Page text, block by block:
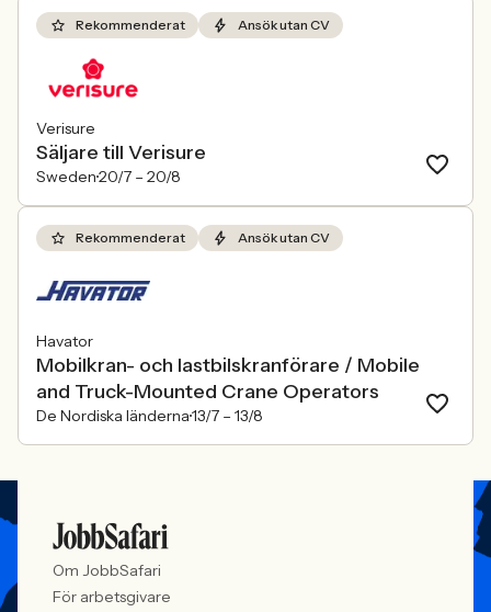
Rekommenderat Ansök utan CV
Verisure
Säljare till Verisure
Sweden20/7 – 20/8
Rekommenderat Ansök utan CV
Havator
Mobilkran- och lastbilskranförare / Mobile
and Truck-Mounted Crane Operators
De Nordiska länderna13/7 – 13/8
Om JobbSafari
För arbetsgivare